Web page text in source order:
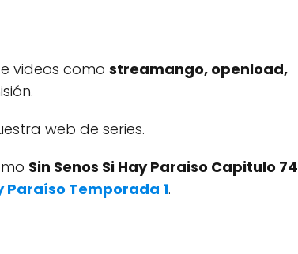
videos como streamango, openload,
web de series.
Sin Senos Si Hay Paraiso Capitulo 74
Paraíso Temporada 1.